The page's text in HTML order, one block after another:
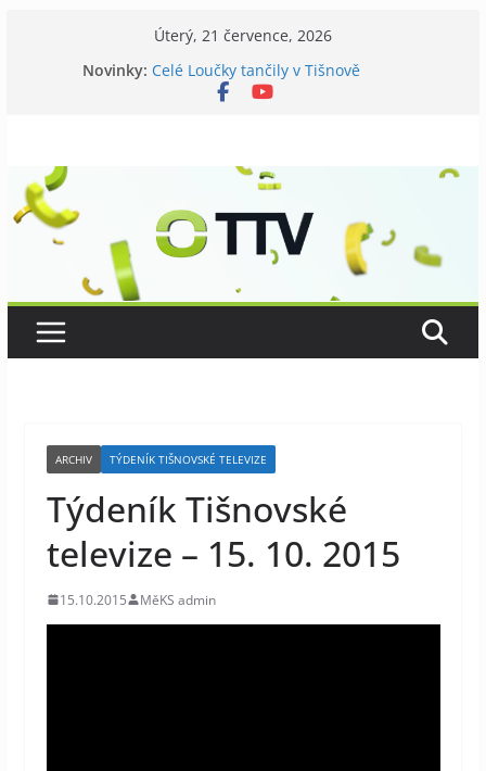
Úterý, 21 července, 2026
Novinky: Celé Loučky tančily v Tišnově
V Tišnově startovali utramaratonci
ARCHIV TÝDENÍK TIŠNOVSKÉ TELEVIZE
Týdeník Tišnovské
televize – 15. 10. 2015
15.10.2015 MěKS admin